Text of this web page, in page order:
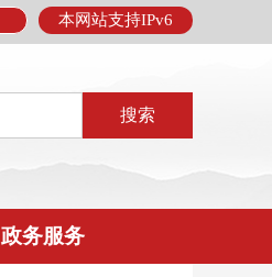
本网站支持IPv6
政务服务